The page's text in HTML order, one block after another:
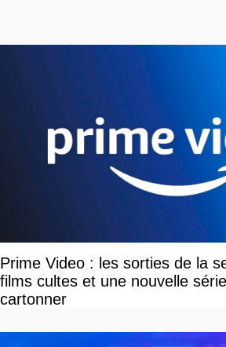
Prime Video : les sorties de la
films cultes et une nouvelle
cartonner